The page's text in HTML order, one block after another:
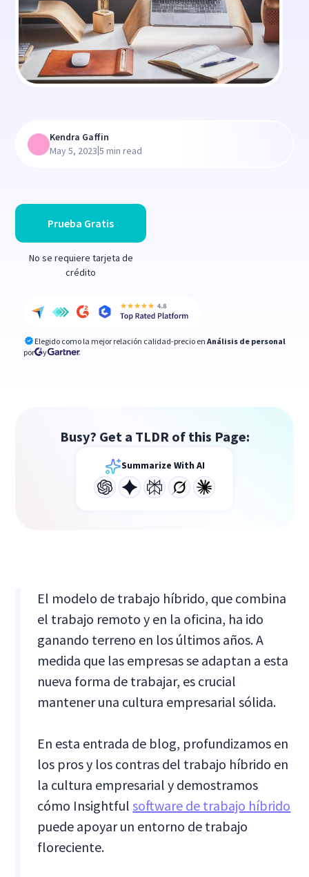
Prueba Gratis
No se requiere tarjeta de
crédito
Elegido como la mejor relación calidad-precio en Análisis de personal
por
y
Kendra Gaffin
May 5, 2023|5 min read
Busy? Get a TLDR of this Page:
Summarize With AI
El modelo de trabajo híbrido, que combina
el trabajo remoto y en la oficina, ha ido
ganando terreno en los últimos años. A
medida que las empresas se adaptan a esta
nueva forma de trabajar, es crucial
mantener una cultura empresarial sólida.
En esta entrada de blog, profundizamos en
los pros y los contras del trabajo híbrido en
la cultura empresarial y demostramos
cómo Insightfulsoftware de trabajo híbrido
puede apoyar un entorno de trabajo
floreciente.